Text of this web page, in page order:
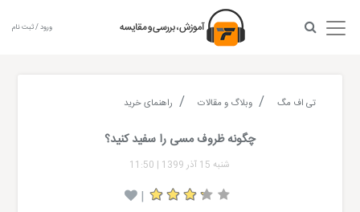
ورود / ثبت نام
تی اف مگ وبلاگ و مقالات راهنمای خرید
چگونه ظروف مسی را سفید کنید؟
شنبه 15 آذر 1399 |
11:50
|